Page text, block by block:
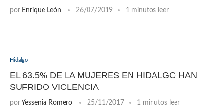
por Enrique León 26/07/2019 1 minutos leer
Hidalgo
EL 63.5% DE LA MUJERES EN HIDALGO HAN
SUFRIDO VIOLENCIA
por Yessenia Romero 25/11/2017 1 minutos leer